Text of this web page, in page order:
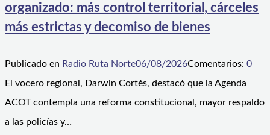
organizado: más control territorial, cárceles
más estrictas y decomiso de bienes
Publicado en Radio Ruta Norte06/08/2026Comentarios: 0
El vocero regional, Darwin Cortés, destacó que la Agenda
ACOT contempla una reforma constitucional, mayor respaldo
a las policías y…